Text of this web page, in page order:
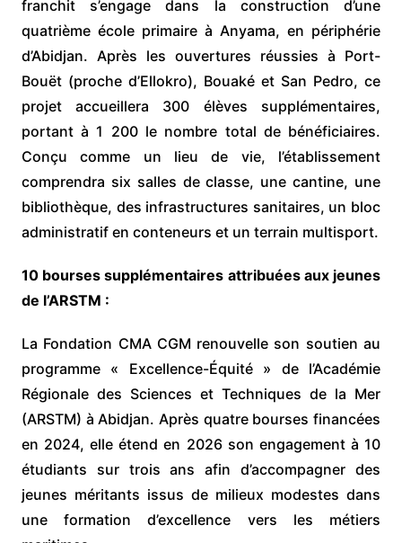
franchit s’engage dans la construction d’une
quatrième école primaire à Anyama, en périphérie
d’Abidjan. Après les ouvertures réussies à Port-
Bouët (proche d’Ellokro), Bouaké et San Pedro, ce
projet accueillera 300 élèves supplémentaires,
portant à 1 200 le nombre total de bénéficiaires.
Conçu comme un lieu de vie, l’établissement
comprendra six salles de classe, une cantine, une
bibliothèque, des infrastructures sanitaires, un bloc
administratif en conteneurs et un terrain multisport.
10 bourses supplémentaires attribuées aux jeunes
de l’ARSTM :
La Fondation CMA CGM renouvelle son soutien au
programme « Excellence-Équité » de l’Académie
Régionale des Sciences et Techniques de la Mer
(ARSTM) à Abidjan. Après quatre bourses financées
en 2024, elle étend en 2026 son engagement à 10
étudiants sur trois ans afin d’accompagner des
jeunes méritants issus de milieux modestes dans
une formation d’excellence vers les métiers